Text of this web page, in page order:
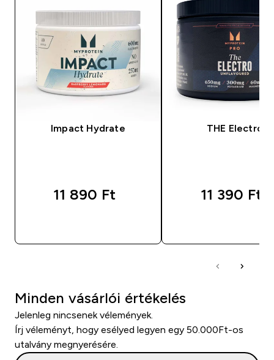
Impact Hydrate
11 890 Ft‎
THE Electro
11 390 Ft‎
Minden vásárlói értékelés
Jelenleg nincsenek vélemények.
Írj véleményt, hogy esélyed legyen egy 50.000Ft-os
utalvány megnyerésére.